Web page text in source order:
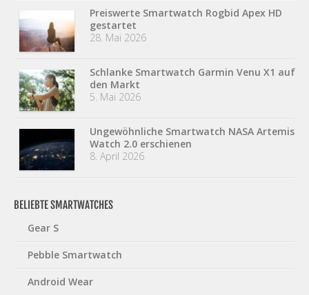
Preiswerte Smartwatch Rogbid Apex HD
gestartet
28. Mai 2026
Schlanke Smartwatch Garmin Venu X1 auf
den Markt
5. Mai 2026
Ungewöhnliche Smartwatch NASA Artemis
Watch 2.0 erschienen
8. April 2026
BELIEBTE SMARTWATCHES
Gear S
Pebble Smartwatch
Android Wear